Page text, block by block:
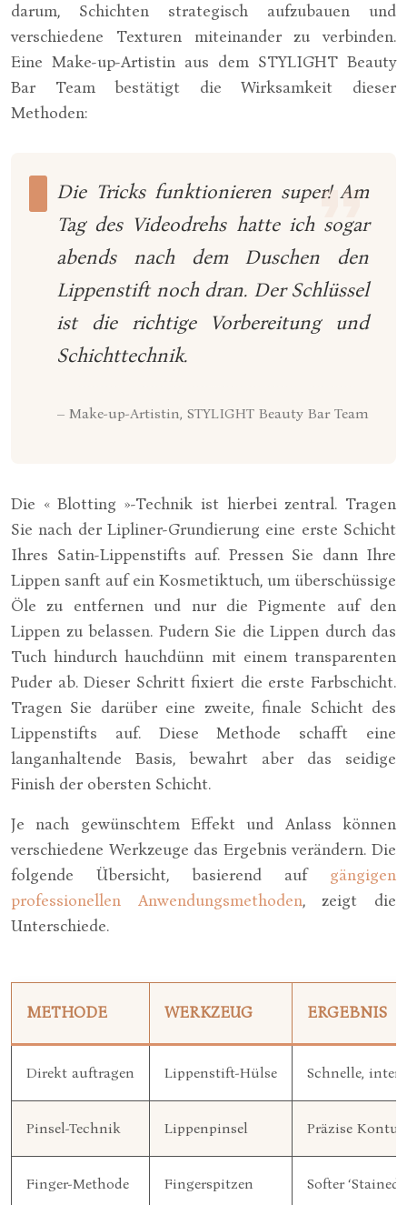
darum, Schichten strategisch aufzubauen und
verschiedene Texturen miteinander zu verbinden.
Eine Make-up-Artistin aus dem STYLIGHT Beauty
Bar Team bestätigt die Wirksamkeit dieser
Methoden:
Die Tricks funktionieren super! Am
Tag des Videodrehs hatte ich sogar
abends nach dem Duschen den
Lippenstift noch dran. Der Schlüssel
ist die richtige Vorbereitung und
Schichttechnik.
– Make-up-Artistin, STYLIGHT Beauty Bar Team
Die « Blotting »-Technik ist hierbei zentral. Tragen
Sie nach der Lipliner-Grundierung eine erste Schicht
Ihres Satin-Lippenstifts auf. Pressen Sie dann Ihre
Lippen sanft auf ein Kosmetiktuch, um überschüssige
Öle zu entfernen und nur die Pigmente auf den
Lippen zu belassen. Pudern Sie die Lippen durch das
Tuch hindurch hauchdünn mit einem transparenten
Puder ab. Dieser Schritt fixiert die erste Farbschicht.
Tragen Sie darüber eine zweite, finale Schicht des
Lippenstifts auf. Diese Methode schafft eine
langanhaltende Basis, bewahrt aber das seidige
Finish der obersten Schicht.
Je nach gewünschtem Effekt und Anlass können
verschiedene Werkzeuge das Ergebnis verändern. Die
folgende Übersicht, basierend auf gängigen
professionellen Anwendungsmethoden, zeigt die
Unterschiede.
METHODE WERKZEUG ERGEBNIS
Direkt auftragen Lippenstift-Hülse Schnelle,
Pinsel-Technik Lippenpinsel Präzise
Finger-Methode Fingerspitzen Softer